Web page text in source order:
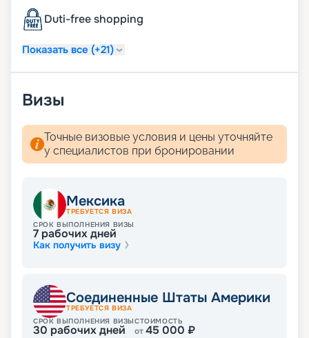
Duti-free shopping
Показать все (+21)
Визы
Точные визовые условия и цены уточняйте
у специалистов при бронировании
Мексика
ТРЕБУЕТСЯ ВИЗА
СРОК ВЫПОЛНЕНИЯ ВИЗЫ
7 рабочих дней
Как получить визу
Соединенные Штаты Америки
ТРЕБУЕТСЯ ВИЗА
СРОК ВЫПОЛНЕНИЯ ВИЗЫ
30 рабочих дней
СТОИМОСТЬ
от45 000 ₽